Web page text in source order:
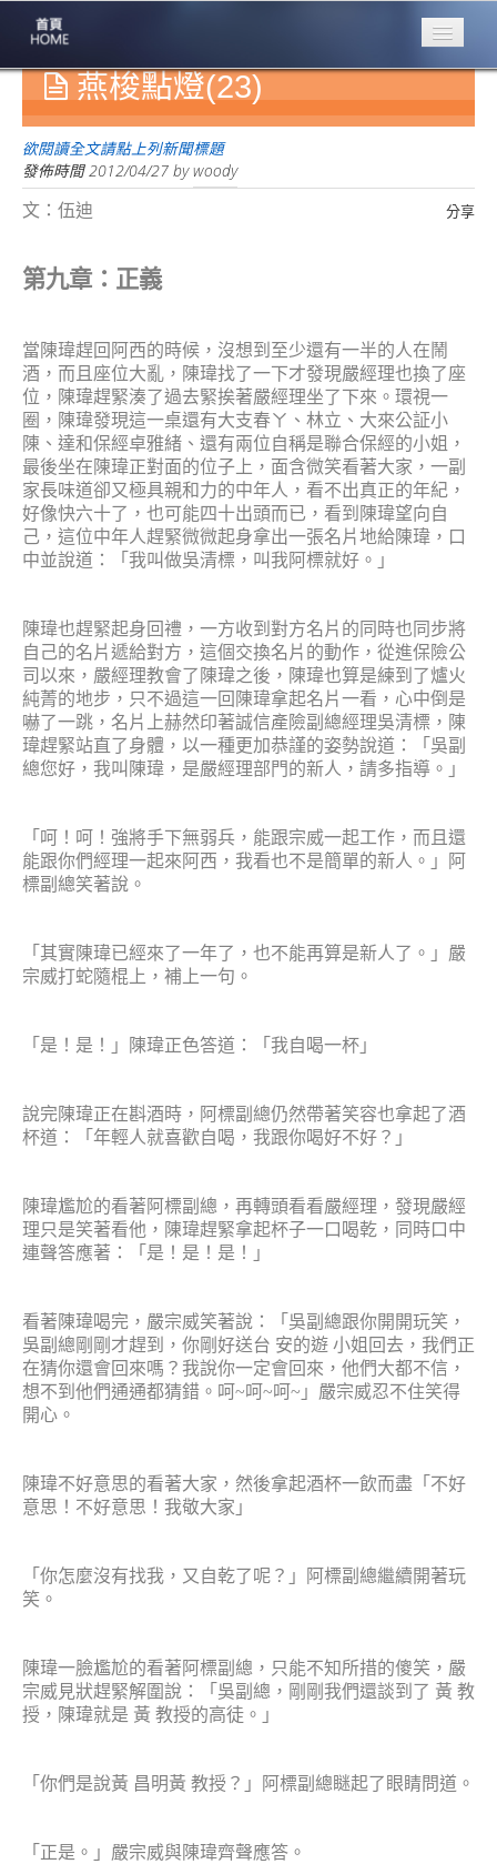
專業豐林
Professional
保險大家談
1386集
台灣商業保險
關於豐林
服務項目
Service
火災保額
估算系統
商品簡介
Product
燕梭點燈(23)
欲閱讀全文請點上列新聞標題
發佈時間2012/04/27 bywoody
分享
文：伍迪
第九章：正義
當陳瑋趕回阿西的時候，沒想到至少還有一半的人在鬧
酒，而且座位大亂，陳瑋找了一下才發現嚴經理也換了座
位，陳瑋趕緊湊了過去緊挨著嚴經理坐了下來。環視一
圈，陳瑋發現這一桌還有大支春ㄚ、林立、大來公証小
陳、達和保經卓雅緒、還有兩位自稱是聯合保經的小姐，
最後坐在陳瑋正對面的位子上，面含微笑看著大家，一副
家長味道卻又極具親和力的中年人，看不出真正的年紀，
好像快六十了，也可能四十出頭而已，看到陳瑋望向自
己，這位中年人趕緊微微起身拿出一張名片地給陳瑋，口
中並說道：「我叫做吳清標，叫我阿標就好。」
陳瑋也趕緊起身回禮，一方收到對方名片的同時也同步將
自己的名片遞給對方，這個交換名片的動作，從進保險公
司以來，嚴經理教會了陳瑋之後，陳瑋也算是練到了爐火
純菁的地步，只不過這一回陳瑋拿起名片一看，心中倒是
嚇了一跳，名片上赫然印著誠信產險副總經理吳清標，陳
瑋趕緊站直了身體，以一種更加恭謹的姿勢說道：「吳副
總您好，我叫陳瑋，是嚴經理部門的新人，請多指導。」
「呵！呵！強將手下無弱兵，能跟宗威一起工作，而且還
能跟你們經理一起來阿西，我看也不是簡單的新人。」阿
標副總笑著說。
「其實陳瑋已經來了一年了，也不能再算是新人了。」嚴
宗威打蛇隨棍上，補上一句。
「是！是！」陳瑋正色答道：「我自喝一杯」
說完陳瑋正在斟酒時，阿標副總仍然帶著笑容也拿起了酒
杯道：「年輕人就喜歡自喝，我跟你喝好不好？」
陳瑋尷尬的看著阿標副總，再轉頭看看嚴經理，發現嚴經
理只是笑著看他，陳瑋趕緊拿起杯子一口喝乾，同時口中
連聲答應著：「是！是！是！」
看著陳瑋喝完，嚴宗威笑著說：「吳副總跟你開開玩笑，
吳副總剛剛才趕到，你剛好送台 安的遊 小姐回去，我們正
在猜你還會回來嗎？我說你一定會回來，他們大都不信，
想不到他們通通都猜錯。呵 ~呵 ~呵 ~ 」嚴宗威忍不住笑得
開心。
陳瑋不好意思的看著大家，然後拿起酒杯一飲而盡「不好
意思！不好意思！我敬大家」
「你怎麼沒有找我，又自乾了呢？」阿標副總繼續開著玩
笑。
陳瑋一臉尷尬的看著阿標副總，只能不知所措的傻笑，嚴
宗威見狀趕緊解圍說：「吳副總，剛剛我們還談到了 黃 教
授，陳瑋就是 黃 教授的高徒。」
「你們是說黃 昌明黃 教授？」阿標副總瞇起了眼睛問道。
「正是。」嚴宗威與陳瑋齊聲應答。